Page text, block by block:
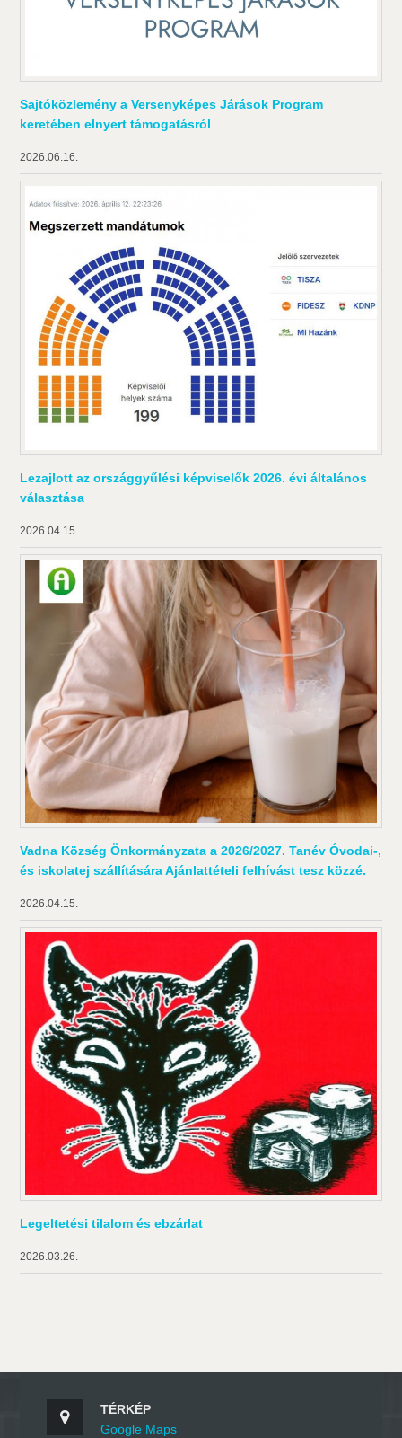
Sajtóközlemény a Versenyképes Járások Program
keretében elnyert támogatásról
2026.06.16.
Lezajlott az országgyűlési képviselők 2026. évi általános
választása
2026.04.15.
Vadna Község Önkormányzata a 2026/2027. Tanév Óvodai-,
és iskolatej szállítására Ajánlattételi felhívást tesz közzé.
2026.04.15.
Legeltetési tilalom és ebzárlat
2026.03.26.
TÉRKÉP
Google Maps